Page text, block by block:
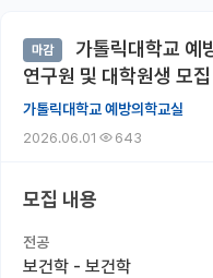
대학원생 모집 홈
기관별 모집 정보
연구실별 모집 정보
전공별 모집 정보
마감
가톨릭대학교 예
연구원 및 대학원생 모집
가톨릭대학교 예방의학교실
2026.06.01 643
모집 내용
전공
보건학 - 보건학